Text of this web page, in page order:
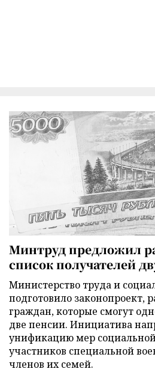
Минтруд предложил
список получателей
Министерство труда и
подготовило законопроект,
граждан, которые смогут
две пенсии. Инициатива
унификацию мер
участников специальной
членов их семей.